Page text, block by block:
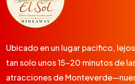
Ubicado en un lugar pacifico,
tan solo unos 15-20 minutos de
atracciones de